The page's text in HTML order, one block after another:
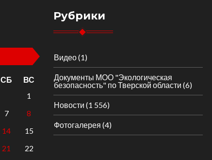
СБ
ВС
1
7
8
14
15
21
22
Рубрики
Видео(1)
Документы МОО "Экологическая
безопасность" по Тверской области (6)
Новости (1 556)
Фотогалерея (4)